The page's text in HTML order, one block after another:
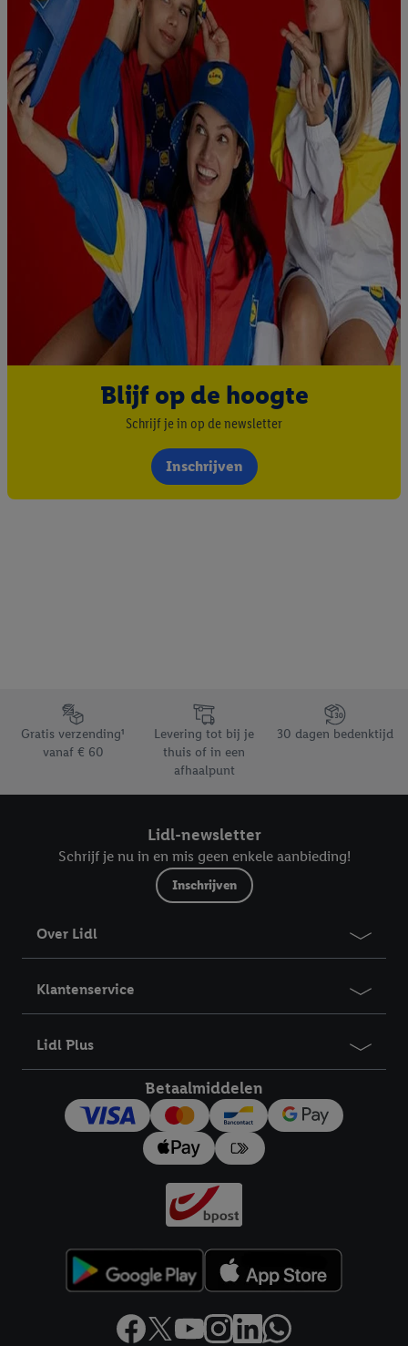
Blijf op de hoogte
Schrijf je in op de newsletter
Inschrijven
Footerelement met de verschillende USPs van Lidl.be
Gratis verzending¹
vanaf € 60
Levering tot bij je
thuis of in een
afhaalpunt
30 dagen bedenktijd
Lidl-newsletter
Schrijf je nu in en mis geen enkele aanbieding!
Inschrijven
Over Lidl
Klantenservice
Lidl Plus
Betaalmiddelen